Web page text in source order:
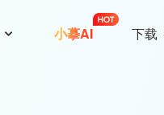
小摹AI 下载